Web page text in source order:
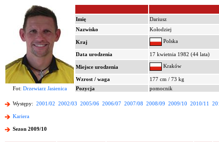
Imię
Dariusz
Nazwisko
Kołodziej
Kraj Polska
Data urodzenia 17 kwietnia 1982 (44 lata)
Miejsce urodzenia Kraków
Wzrost / waga
177 cm / 73 kg
Fot: Drzewiarz Jasienica Pozycja pomocnik
Występy: 2001/02 2002/03 2005/06 2006/07 2007/08 2008/09 2009/10 2010/11
Kariera
Sezon 2009/10